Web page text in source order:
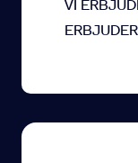
VI